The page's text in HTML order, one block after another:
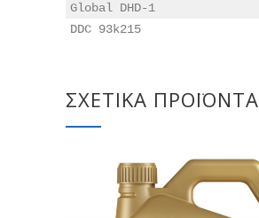
Global DHD-1
DDC 93k215
ΣΧΕΤΙΚΆ ΠΡΟΪΌΝΤΑ